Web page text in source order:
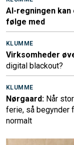
AI-regningen
følge med
KLUMME
Virksomheder
digital blackout?
KLUMME
Nørgaard: Når
ferie, så begynder
normalt